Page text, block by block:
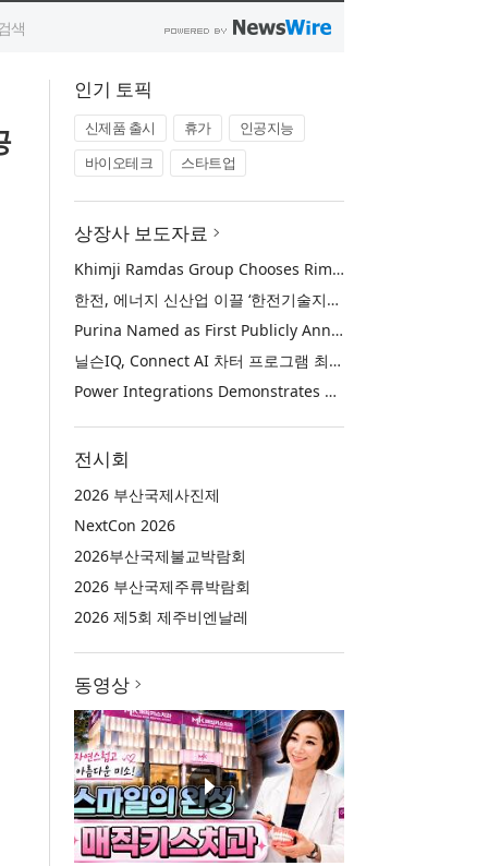
인기 토픽
신제품 출시 휴가
인공지능
바이오테크
스타트업
상장사 보도자료
Khimji Ramdas Group Chooses Rimini Street to Reduce SAP Support Costs, Protect 700+ Customizations and Reinvest Savings in Innovation
한전, 에너지 신산업 이끌 ‘한전기술지주’ 공식 출범
Purina Named as First Publicly Announced NIQ ConnectAI Charter Client
닐슨IQ, Connect AI 차터 프로그램 최초 고객사 ‘퓨리나’ 선정
Power Integrations Demonstrates World’s First 2200 V GaN Technology for Next-Era High-Voltage Power Systems
전시회
2026 부산국제사진제
NextCon 2026
2026부산국제불교박람회
2026 부산국제주류박람회
2026 제5회 제주비엔날레
동영상